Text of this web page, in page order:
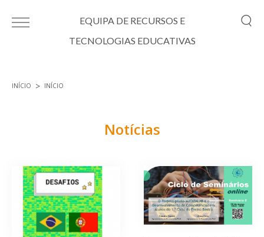
EQUIPA DE RECURSOS E
TECNOLOGIAS EDUCATIVAS
INÍCIO INÍCIO
Notícias
Páginas